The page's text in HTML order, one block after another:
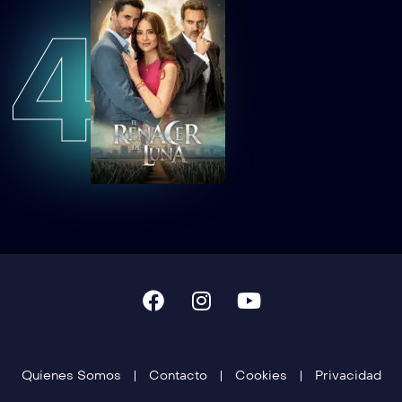
4
Quienes Somos Contacto Cookies Privacidad